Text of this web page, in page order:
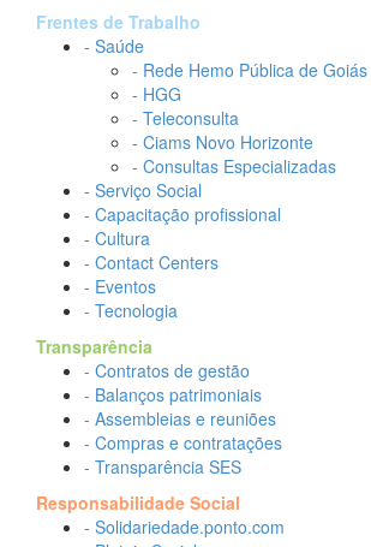
Frentes de Trabalho
- Saúde
- Rede Hemo Pública de Goiás
- HGG
- Teleconsulta
- Ciams Novo Horizonte
- Consultas Especializadas
- Serviço Social
- Capacitação profissional
- Cultura
- Contact Centers
- Eventos
- Tecnologia
Transparência
- Contratos de gestão
- Balanços patrimoniais
- Assembleias e reuniões
- Compras e contratações
- Transparência SES
Responsabilidade Social
- Solidariedade.ponto.com